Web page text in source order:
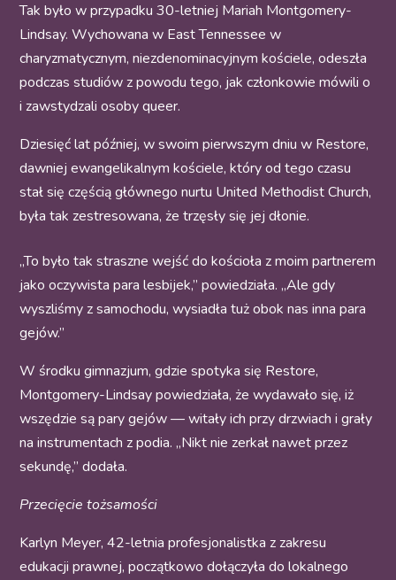
Tak było w przypadku 30-letniej Mariah Montgomery-
Lindsay. Wychowana w East Tennessee w
charyzmatycznym, niezdenominacyjnym kościele, odeszła
podczas studiów z powodu tego, jak członkowie mówili o
i zawstydzali osoby queer.
Dziesięć lat później, w swoim pierwszym dniu w Restore,
dawniej ewangelikalnym kościele, który od tego czasu
stał się częścią głównego nurtu United Methodist Church,
była tak zestresowana, że trzęsły się jej dłonie.
„To było tak straszne wejść do kościoła z moim partnerem
jako oczywista para lesbijek,” powiedziała. „Ale gdy
wyszliśmy z samochodu, wysiadła tuż obok nas inna para
gejów.”
W środku gimnazjum, gdzie spotyka się Restore,
Montgomery-Lindsay powiedziała, że wydawało się, iż
wszędzie są pary gejów — witały ich przy drzwiach i grały
na instrumentach z podia. „Nikt nie zerkał nawet przez
sekundę,” dodała.
Przecięcie tożsamości
Karlyn Meyer, 42-letnia profesjonalistka z zakresu
edukacji prawnej, początkowo dołączyła do lokalnego